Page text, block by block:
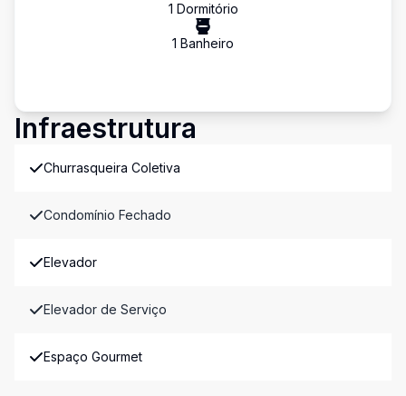
1 Dormitório
1 Banheiro
Infraestrutura
Churrasqueira Coletiva
Condomínio Fechado
Elevador
Elevador de Serviço
Espaço Gourmet